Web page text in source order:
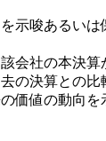
示唆あるい
会社の本決
の決算との
価値の動向